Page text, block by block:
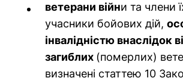
ветерани війни та члени
учасники бойових дій,
інвалідністю внаслідок
загиблих (померлих)
визначені статтею 10